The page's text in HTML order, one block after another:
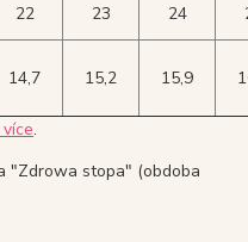
22 23 24
14,7 15,2 15,9
.
"Zdrowa stopa" (obdoba